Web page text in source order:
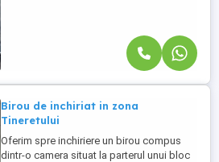
Birou de inchiriat in zona
Tineretului
Oferim spre inchiriere un birou compus
dintr-o camera situat la parterul unui bloc